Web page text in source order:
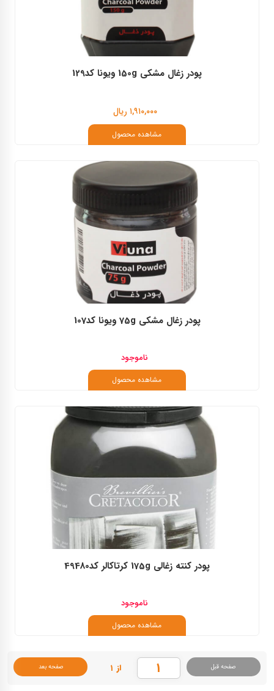
پودر زغال مشکی 150g ویونا کد129
۱,۹۱۰,۰۰۰ ریال
مشاهده محصول
پودر زغال مشکی 75g ویونا کد107
ناموجود
مشاهده محصول
پودر کنته زغالی 175g کرتاکالر کد49480
ناموجود
مشاهده محصول
صفحه قبل از ۱ صفحه بعد